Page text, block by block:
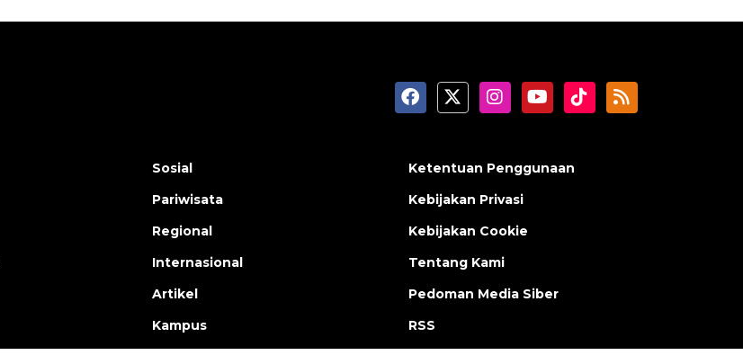
Sosial
Pariwisata
Regional
Internasional
Artikel
Kampus
Ketentuan Penggunaan
Kebijakan Privasi
Kebijakan Cookie
Tentang Kami
Pedoman Media Siber
RSS